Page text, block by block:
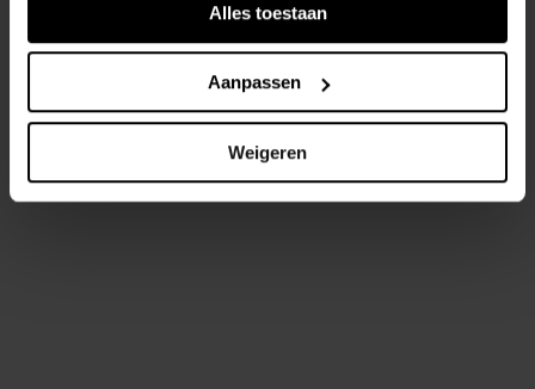
de extra verwerkte login-ID.Alles toestaan
Aanpassen
Weigeren